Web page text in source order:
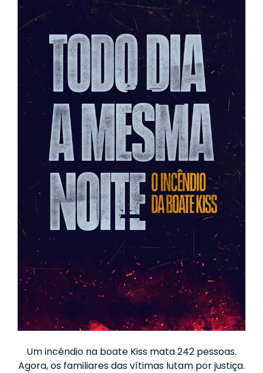
Um incêndio na boate Kiss mata 242 pessoas.
Agora, os familiares das vítimas lutam por justiça.